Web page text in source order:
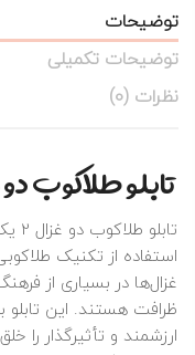
توضیحات
توضیحات تکمیلی
نظرات (0)
تابلو طلاکوب دو
استفاده از تکنیک
غزال‌ها در بسیاری از
ظرافت هستند. این
ارزشمند و تأثیرگذار